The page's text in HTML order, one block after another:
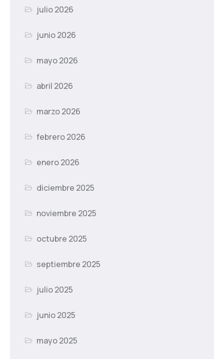
julio 2026
junio 2026
mayo 2026
abril 2026
marzo 2026
febrero 2026
enero 2026
diciembre 2025
noviembre 2025
octubre 2025
septiembre 2025
julio 2025
junio 2025
mayo 2025